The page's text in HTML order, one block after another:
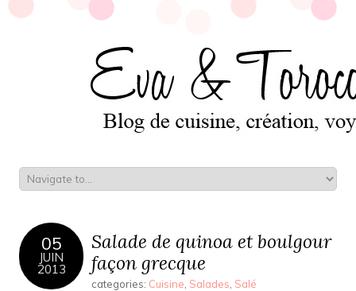
05
JUIN
2013
Salade de quinoa et boulgour
façon grecque
categories: Cuisine Salades Salé